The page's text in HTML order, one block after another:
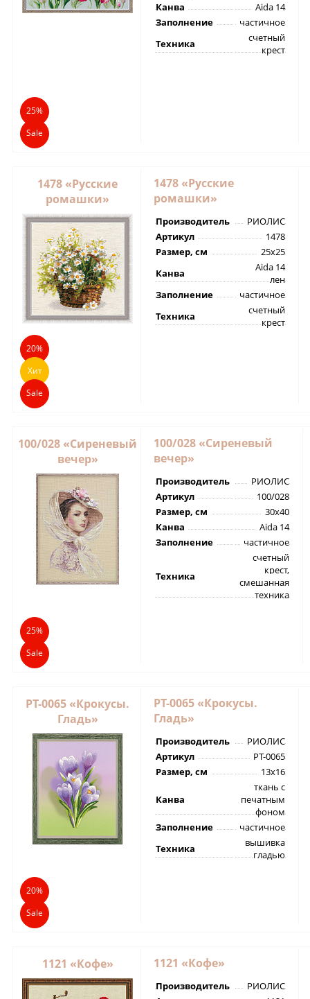
25%
Sale
Канва
Aida 14
Заполнение
частичное
Техника
счетный
крест
1478 «Русские
ромашки»
20%
Хит
Sale
1478 «Русские
ромашки»
Производитель
РИОЛИС
Артикул
1478
Размер, см
25х25
Канва
Aida 14
лен
Заполнение
частичное
Техника
счетный
крест
100/028 «Сиреневый
вечер»
25%
Sale
100/028 «Сиреневый
вечер»
Производитель
РИОЛИС
Артикул
100/028
Размер, см
30х40
Канва
Aida 14
Заполнение
частичное
Техника
счетный
крест,
смешанная
техника
РТ-0065 «Крокусы.
Гладь»
20%
Sale
РТ-0065 «Крокусы.
Гладь»
Производитель
РИОЛИС
Артикул
РТ-0065
Размер, см
13х16
Канва
ткань с
печатным
фоном
Заполнение
частичное
Техника
вышивка
гладью
1121 «Кофе» 1121 «Кофе»
Производитель
РИОЛИС